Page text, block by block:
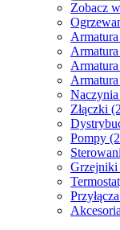
Zobacz
Złączki
Pompy
Grzejniki